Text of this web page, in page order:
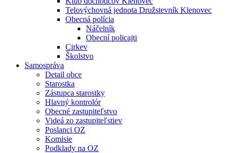
Telovýchovná jednota Družstevník Klenovec
Obecná polícia
Náčelník
Obecní policajti
Cirkev
Školstvo
Samospráva
Detail obce
Starostka
Zástupca starostky
Hlavný kontrolór
Obecné zastupiteľstvo
Videá zo zastupiteľstiev
Poslanci OZ
Komisie
Podklady na OZ